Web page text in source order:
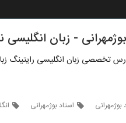
- زبان انگلیسی
تخصصی زبان انگلیسی رایتینگ
استاد بوژمهرانی